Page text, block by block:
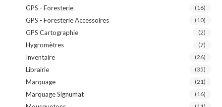
GPS - Foresterie (16)
GPS - Foresterie Accessoires (10)
GPS Cartographie (2)
Hygromètres (7)
Inventaire (26)
Librairie (35)
Marquage (21)
Marquage Signumat (16)